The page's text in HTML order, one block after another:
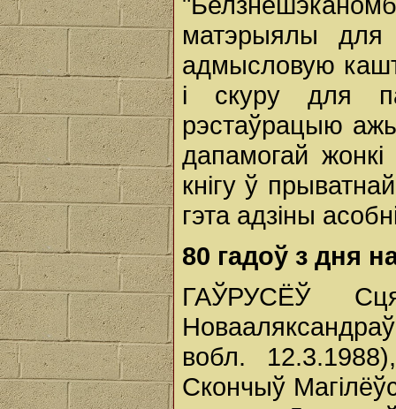
матэрыялы
адмысловую
і скуру для
рэстаўрацыю
дапамогай жонкі
кнігу ў
гэта адзіны
80 гадоў з дня
ГАЎРУСЁЎ
вобл.
Скончыў